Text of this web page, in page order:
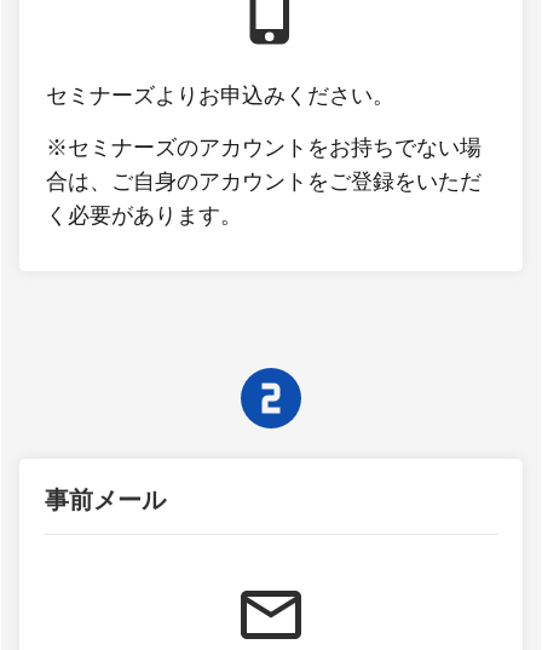
セミナーズよりお申込みください。
※セミナーズのアカウントをお持ちでない場
合は、ご自身のアカウントをご登録をいただ
く必要があります。
事前メール